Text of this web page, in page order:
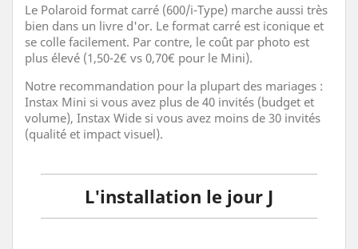
Le Polaroid format carré (600/i-Type) marche aussi très
bien dans un livre d'or. Le format carré est iconique et
se colle facilement. Par contre, le coût par photo est
plus élevé (1,50-2€ vs 0,70€ pour le Mini).
Notre recommandation pour la plupart des mariages :
Instax Mini si vous avez plus de 40 invités (budget et
volume), Instax Wide si vous avez moins de 30 invités
(qualité et impact visuel).
L'installation le jour J